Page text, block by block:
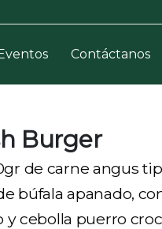
Contáctanos
Burger
de carne angus
búfala apanado,
cebolla puerro